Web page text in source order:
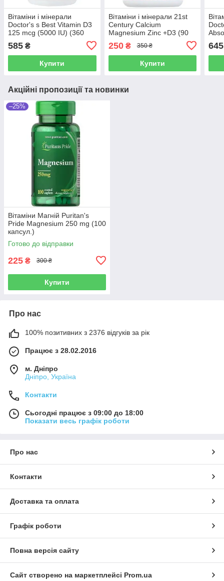
Вітаміни і мінерали
Doctor's s Best Vitamin D3
125 mcg (5000 IU) (360
585 ₴
Купити
Вітаміни і мінерали 21st
Century Calcium
Magnesium Zinc +D3 (90
250₴ 350 ₴
Купити
645
Акційні пропозиції та новинки
–25%
Вітаміни Магній Puritan's
Pride Magnesium 250 mg (100
капсул.)
Готово до відправки
225 ₴ 300 ₴
Купити
Про нас
100% позитивних з 2376 відгуків за рік
Працює з 28.02.2016
м. Дніпро
Дніпро, Україна
Контакти
Сьогодні працює з 09:00 до 18:00
Показати весь графік роботи
Про нас
Контакти
Доставка та оплата
Графік роботи
Повна версія сайту
Сайт створено на маркетплейсі Prom.ua